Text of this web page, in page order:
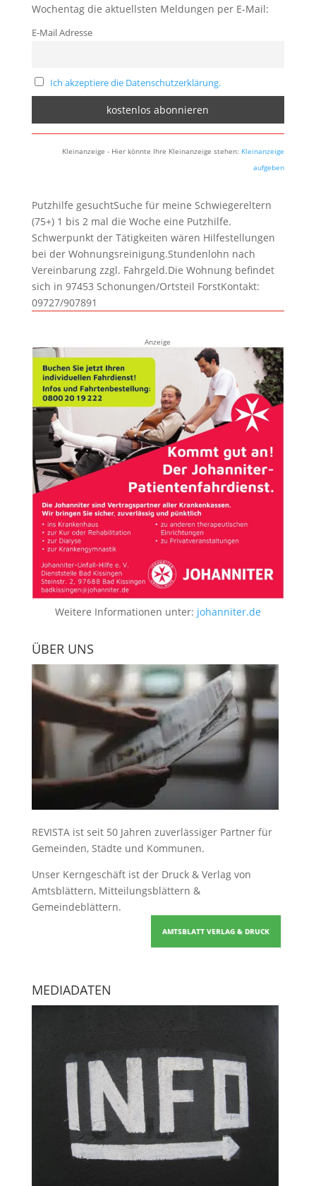
Wochentag die aktuellsten Meldungen per E-Mail:
E-Mail Adresse
Ich akzeptiere die Datenschutzerklärung.
Kleinanzeige - Hier könnte Ihre Kleinanzeige stehen: Kleinanzeige
aufgeben
Putzhilfe gesuchtSuche für meine Schwiegereltern
(75+) 1 bis 2 mal die Woche eine Putzhilfe.
Schwerpunkt der Tätigkeiten wären Hilfestellungen
bei der Wohnungsreinigung.Stundenlohn nach
Vereinbarung zzgl. Fahrgeld.Die Wohnung befindet
sich in 97453 Schonungen/Ortsteil ForstKontakt:
09727/907891
Anzeige
Weitere Informationen unter: johanniter.de
ÜBER UNS
REVISTA ist seit 50 Jahren zuverlässiger Partner für
Gemeinden, Städte und Kommunen.
Unser Kerngeschäft ist der Druck & Verlag von
Amtsblättern, Mitteilungsblättern &
Gemeindeblättern.
AMTSBLATT VERLAG & DRUCK
MEDIADATEN